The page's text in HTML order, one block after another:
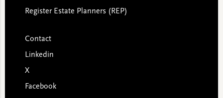
Register Estate Planners (REP)
Contact
Linkedin
X
Facebook